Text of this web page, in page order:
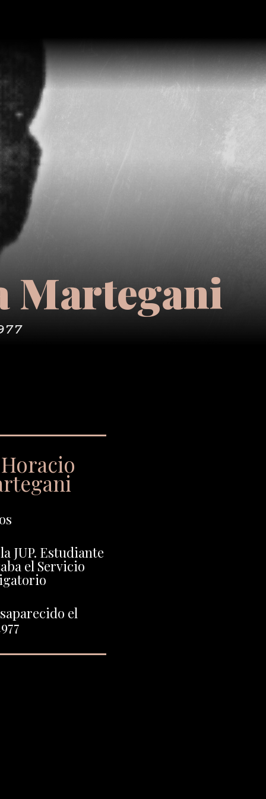
Martegani
JUP. Estudiante
el Servicio
el